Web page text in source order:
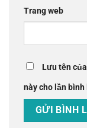
Trang web
Lưu tên
này cho lần